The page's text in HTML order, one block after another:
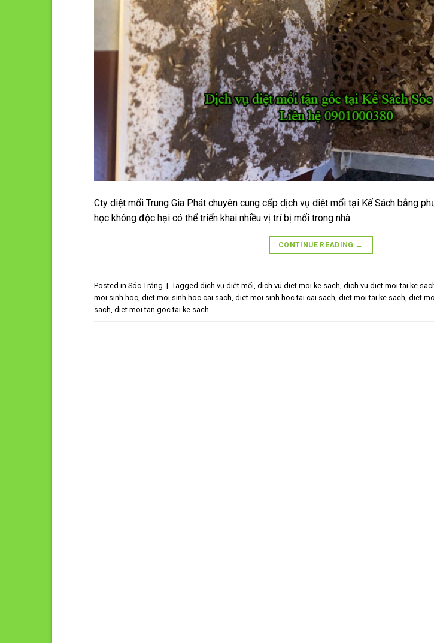
Cty diệt mối Trung Gia Phát chuyên cung cấp dịch vụ diệt mối tại Kế Sách bằng
học không độc hại có thể triển khai nhiều vị trí bị mối trong nhà.
CONTINUE READING →
Posted in Sóc Trăng | Tagged dịch vụ diệt mối, dich vu diet moi ke sach, dich vu diet moi tai ke
moi sinh hoc, diet moi sinh hoc cai sach, diet moi sinh hoc tai cai sach, diet moi tai ke sach, diet
sach, diet moi tan goc tai ke sach